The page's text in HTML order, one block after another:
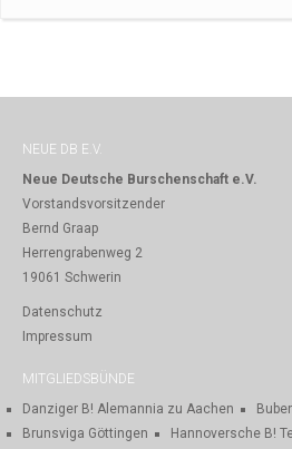
NEUE DB E.V.
Neue Deutsche Burschenschaft e.V.
Vorstandsvorsitzender
Bernd Graap
Herrengrabenweg 2
19061 Schwerin
Datenschutz
Impressum
MITGLIEDSBÜNDE
Danziger B! Alemannia zu Aachen
Brunsviga Göttingen
Hannoversche B!